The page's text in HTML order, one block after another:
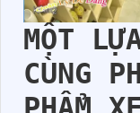
MỘT
CÙNG